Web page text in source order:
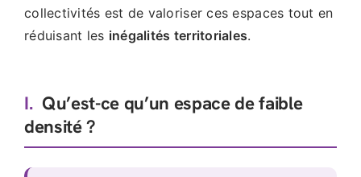
collectivités est de valoriser ces espaces tout en
réduisant les inégalités territoriales.
I. Qu’est-ce qu’un espace de faible
densité ?